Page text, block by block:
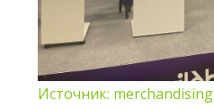
Источник: